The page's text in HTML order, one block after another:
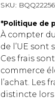
SKU:
*Politique de
À compter
de l’UE
Ces frais
commerce
l’achat. Les
distincte lors